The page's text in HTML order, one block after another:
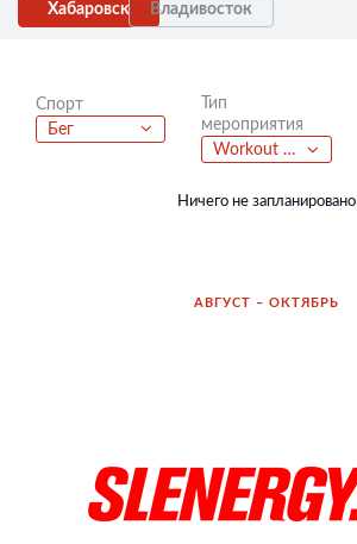
Хабаровск Владивосток
Спорт
Бег
Тип
мероприятия
Workout Games
Ничего не запланировано
АВГУСТ – ОКТЯБРЬ